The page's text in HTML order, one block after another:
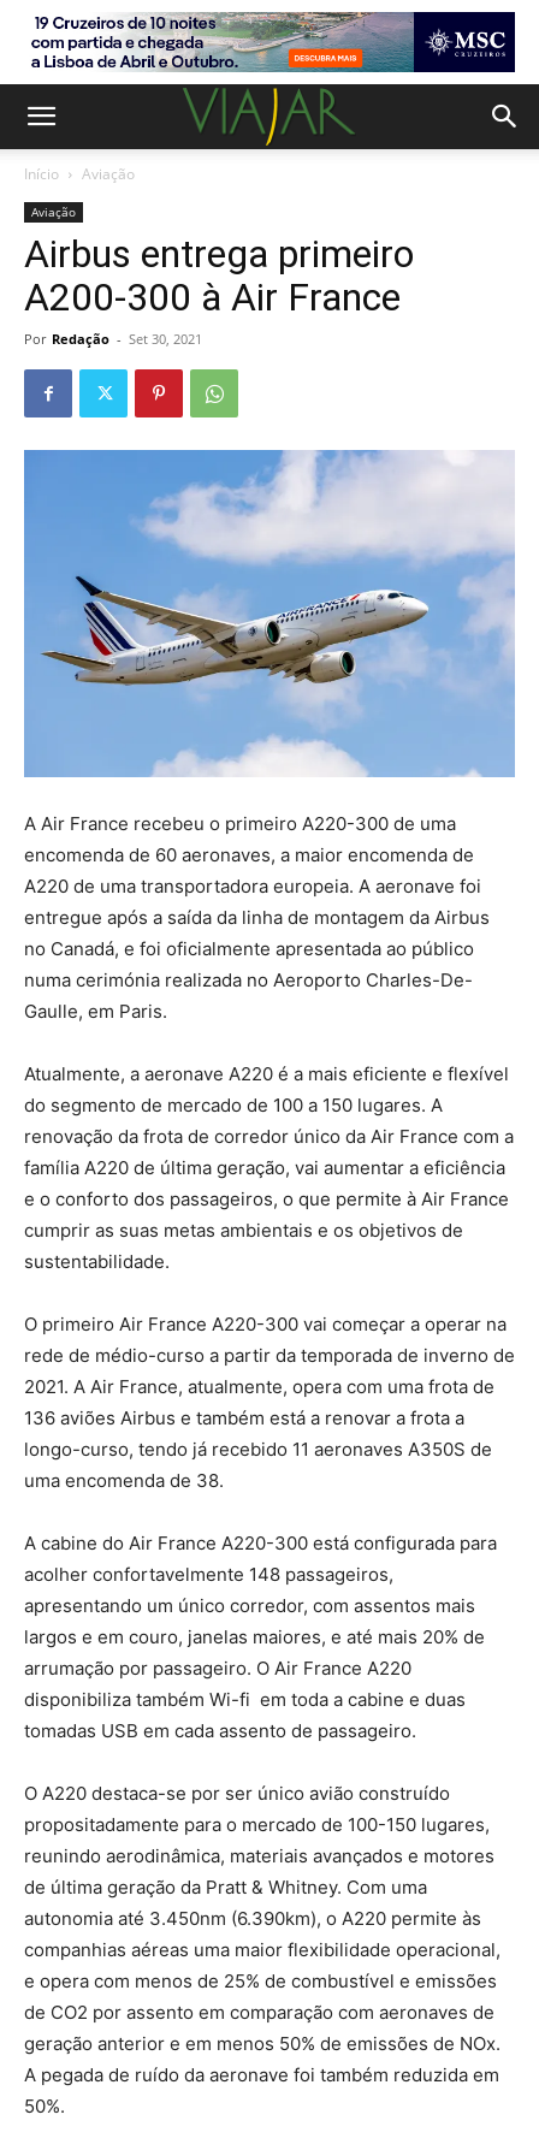
Início Aviação
Aviação
Airbus entrega primeiro
A200-300 à Air France
Por Redação - Set 30, 2021
A Air France recebeu o primeiro A220-300 de uma
encomenda de 60 aeronaves, a maior encomenda de
A220 de uma transportadora europeia. A aeronave foi
entregue após a saída da linha de montagem da Airbus
no Canadá, e foi oficialmente apresentada ao público
numa cerimónia realizada no Aeroporto Charles-De-
Gaulle, em Paris.
Atualmente, a aeronave A220 é a mais eficiente e flexível
do segmento de mercado de 100 a 150 lugares. A
renovação da frota de corredor único da Air France com a
família A220 de última geração, vai aumentar a eficiência
e o conforto dos passageiros, o que permite à Air France
cumprir as suas metas ambientais e os objetivos de
sustentabilidade.
O primeiro Air France A220-300 vai começar a operar na
rede de médio-curso a partir da temporada de inverno de
2021. A Air France, atualmente, opera com uma frota de
136 aviões Airbus e também está a renovar a frota a
longo-curso, tendo já recebido 11 aeronaves A350S de
uma encomenda de 38.
A cabine do Air France A220-300 está configurada para
acolher confortavelmente 148 passageiros,
apresentando um único corredor, com assentos mais
largos e em couro, janelas maiores, e até mais 20% de
arrumação por passageiro. O Air France A220
disponibiliza também Wi-fi em toda a cabine e duas
tomadas USB em cada assento de passageiro.
O A220 destaca-se por ser único avião construído
propositadamente para o mercado de 100-150 lugares,
reunindo aerodinâmica, materiais avançados e motores
de última geração da Pratt & Whitney. Com uma
autonomia até 3.450nm (6.390km), o A220 permite às
companhias aéreas uma maior flexibilidade operacional,
e opera com menos de 25% de combustível e emissões
de CO2 por assento em comparação com aeronaves de
geração anterior e em menos 50% de emissões de NOx.
A pegada de ruído da aeronave foi também reduzida em
50%.